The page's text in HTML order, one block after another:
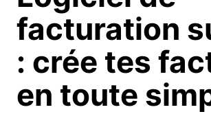
facturation
: crée tes
en toute